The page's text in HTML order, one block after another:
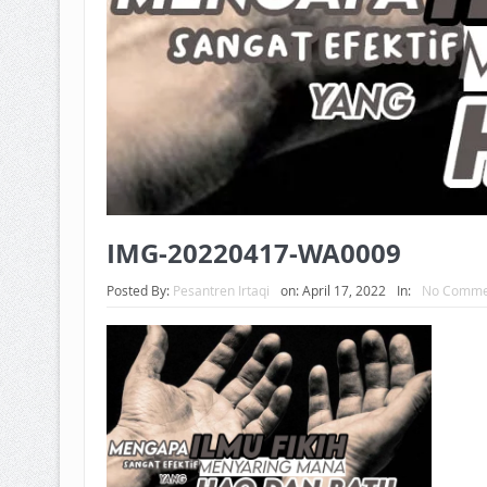
IMG-20220417-WA0009
Posted By: Pesantren Irtaqi on:April 17, 2022 In: No